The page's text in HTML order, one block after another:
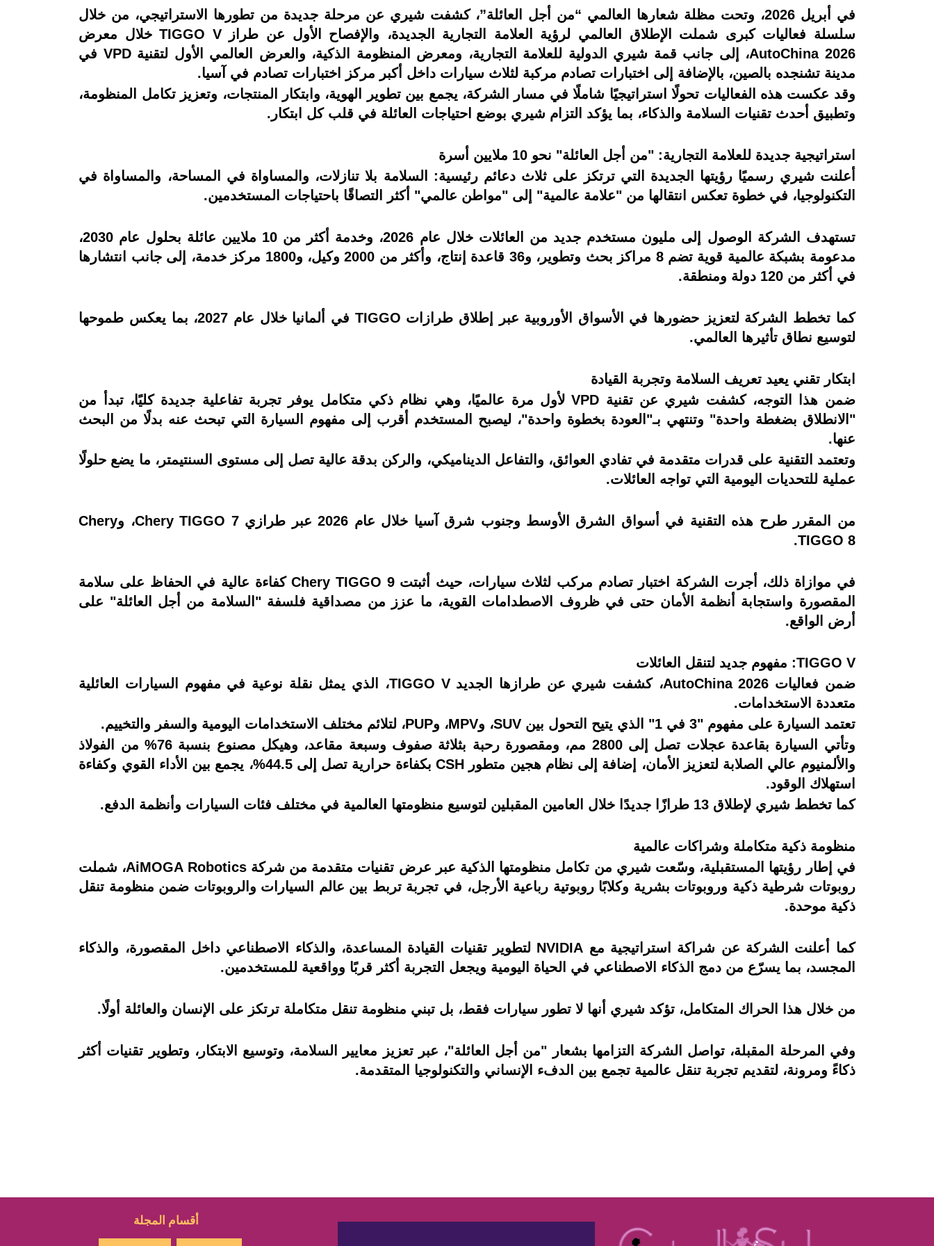
في أبريل 2026، وتحت مظلة شعارها العالمي “من أجل العائلة”، كشفت شيري عن مرحلة جديدة من تطورها الاستراتيجي، من خلال
سلسلة فعاليات كبرى شملت الإطلاق العالمي لرؤية العلامة التجارية الجديدة، والإفصاح الأول عن طراز TIGGO V خلال معرض
AutoChina 2026، إلى جانب قمة شيري الدولية للعلامة التجارية، ومعرض المنظومة الذكية، والعرض العالمي الأول لتقنية VPD في
مدينة تشنجده بالصين، بالإضافة إلى اختبارات تصادم مركبة لثلاث سيارات داخل أكبر مركز اختبارات تصادم في آسيا.
وقد عكست هذه الفعاليات تحولًا استراتيجيًا شاملًا في مسار الشركة، يجمع بين تطوير الهوية، وابتكار المنتجات، وتعزيز تكامل المنظومة،
وتطبيق أحدث تقنيات السلامة والذكاء، بما يؤكد التزام شيري بوضع احتياجات العائلة في قلب كل ابتكار.
استراتيجية جديدة للعلامة التجارية: "من أجل العائلة" نحو 10 ملايين أسرة
أعلنت شيري رسميًا رؤيتها الجديدة التي ترتكز على ثلاث دعائم رئيسية: السلامة بلا تنازلات، والمساواة في المساحة، والمساواة في
التكنولوجيا، في خطوة تعكس انتقالها من "علامة عالمية" إلى "مواطن عالمي" أكثر التصاقًا باحتياجات المستخدمين.
تستهدف الشركة الوصول إلى مليون مستخدم جديد من العائلات خلال عام 2026، وخدمة أكثر من 10 ملايين عائلة بحلول عام 2030،
مدعومة بشبكة عالمية قوية تضم 8 مراكز بحث وتطوير، و36 قاعدة إنتاج، وأكثر من 2000 وكيل، و1800 مركز خدمة، إلى جانب انتشارها
في أكثر من 120 دولة ومنطقة.
كما تخطط الشركة لتعزيز حضورها في الأسواق الأوروبية عبر إطلاق طرازات TIGGO في ألمانيا خلال عام 2027، بما يعكس طموحها
لتوسيع نطاق تأثيرها العالمي.
ابتكار تقني يعيد تعريف السلامة وتجربة القيادة
ضمن هذا التوجه، كشفت شيري عن تقنية VPD لأول مرة عالميًا، وهي نظام ذكي متكامل يوفر تجربة تفاعلية جديدة كليًا، تبدأ من
"الانطلاق بضغطة واحدة" وتنتهي بـ"العودة بخطوة واحدة"، ليصبح المستخدم أقرب إلى مفهوم السيارة التي تبحث عنه بدلًا من البحث
عنها.
وتعتمد التقنية على قدرات متقدمة في تفادي العوائق، والتفاعل الديناميكي، والركن بدقة عالية تصل إلى مستوى السنتيمتر، ما يضع حلولًا
عملية للتحديات اليومية التي تواجه العائلات.
من المقرر طرح هذه التقنية في أسواق الشرق الأوسط وجنوب شرق آسيا خلال عام 2026 عبر طرازي Chery TIGGO 7، وChery
TIGGO 8.
في موازاة ذلك، أجرت الشركة اختبار تصادم مركب لثلاث سيارات، حيث أثبتت Chery TIGGO 9 كفاءة عالية في الحفاظ على سلامة
المقصورة واستجابة أنظمة الأمان حتى في ظروف الاصطدامات القوية، ما عزز من مصداقية فلسفة "السلامة من أجل العائلة" على
أرض الواقع.
TIGGO V: مفهوم جديد لتنقل العائلات
ضمن فعاليات AutoChina 2026، كشفت شيري عن طرازها الجديد TIGGO V، الذي يمثل نقلة نوعية في مفهوم السيارات العائلية
متعددة الاستخدامات.
تعتمد السيارة على مفهوم "3 في 1" الذي يتيح التحول بين SUV، وMPV، وPUP، لتلائم مختلف الاستخدامات اليومية والسفر والتخييم.
وتأتي السيارة بقاعدة عجلات تصل إلى 2800 مم، ومقصورة رحبة بثلاثة صفوف وسبعة مقاعد، وهيكل مصنوع بنسبة 76% من الفولاذ
والألمنيوم عالي الصلابة لتعزيز الأمان، إضافة إلى نظام هجين متطور CSH بكفاءة حرارية تصل إلى 44.5%، يجمع بين الأداء القوي وكفاءة
استهلاك الوقود.
كما تخطط شيري لإطلاق 13 طرازًا جديدًا خلال العامين المقبلين لتوسيع منظومتها العالمية في مختلف فئات السيارات وأنظمة الدفع.
منظومة ذكية متكاملة وشراكات عالمية
في إطار رؤيتها المستقبلية، وسّعت شيري من تكامل منظومتها الذكية عبر عرض تقنيات متقدمة من شركة AiMOGA Robotics، شملت
روبوتات شرطية ذكية وروبوتات بشرية وكلابًا روبوتية رباعية الأرجل، في تجربة تربط بين عالم السيارات والروبوتات ضمن منظومة تنقل
ذكية موحدة.
كما أعلنت الشركة عن شراكة استراتيجية مع NVIDIA لتطوير تقنيات القيادة المساعدة، والذكاء الاصطناعي داخل المقصورة، والذكاء
المجسد، بما يسرّع من دمج الذكاء الاصطناعي في الحياة اليومية ويجعل التجربة أكثر قربًا وواقعية للمستخدمين.
من خلال هذا الحراك المتكامل، تؤكد شيري أنها لا تطور سيارات فقط، بل تبني منظومة تنقل متكاملة ترتكز على الإنسان والعائلة أولًا.
وفي المرحلة المقبلة، تواصل الشركة التزامها بشعار "من أجل العائلة"، عبر تعزيز معايير السلامة، وتوسيع الابتكار، وتطوير تقنيات أكثر
ذكاءً ومرونة، لتقديم تجربة تنقل عالمية تجمع بين الدفء الإنساني والتكنولوجيا المتقدمة.
أقسام المجلة